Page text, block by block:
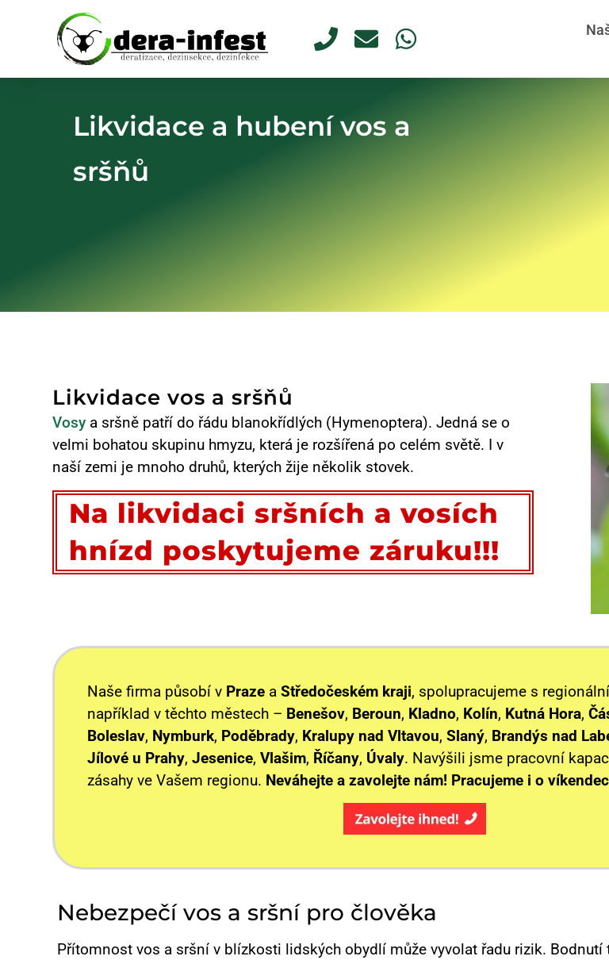
Likvidace a hubení vos a
sršňů
Likvidace vos a sršňů
Vosy a sršně patří do řádu blanokřídlých (Hymenoptera). Jedná se o
velmi bohatou skupinu hmyzu, která je rozšířená po celém světě. I v
naší zemi je mnoho druhů, kterých žije několik stovek.
Na likvidaci sršních a vosích
hnízd poskytujeme záruku!!!
Naše firma působí v Praze a Středočeském kraji, spolupracujeme s
například v těchto městech – Benešov, Beroun, Kladno, Kolín, Kutná Hora,
Boleslav, Nymburk, Poděbrady, Kralupy nad Vltavou, Slaný, Brandýs nad
Jílové u Prahy, Jesenice, Vlašim, Říčany, Úvaly. Navýšili jsme pracovní
zásahy ve Vašem regionu. Neváhejte a zavolejte nám! Pracujeme i o
Nebezpečí vos a sršní pro člověka
Přítomnost vos a sršní v blízkosti lidských obydlí může vyvolat řadu rizik.